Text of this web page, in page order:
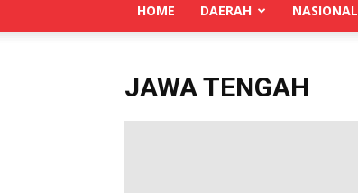
HOME DAERAH NASIONAL
JAWA TENGAH